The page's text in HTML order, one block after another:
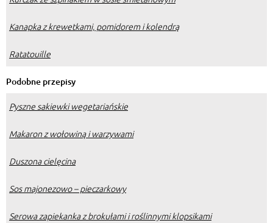
Kanapka z krewetkami, pomidorem i kolendrą
Ratatouille
Podobne przepisy
Pyszne sakiewki wegetariańskie
Makaron z wołowiną i warzywami
Duszona cielęcina
Sos majonezowo – pieczarkowy
Serowa zapiekanka z brokułami i roślinnymi klopsikami